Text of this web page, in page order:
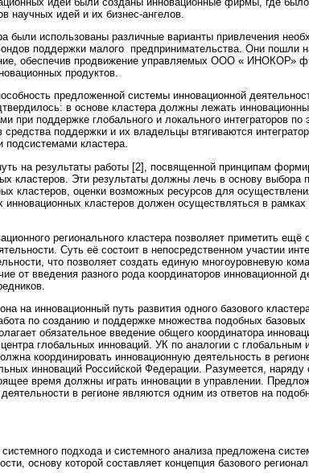
научных идей и их бизнес-ангелов.
были использованы различные варианты привлечения
поддержки малого предпринимательства. Они пошли
обеспечив продвижение управляемых ООО « ИНОКОР»
продуктов.
предложенной системы инновационной
в основе кластера должны лежать
при поддержке глобального и локального интеграторов
поддержки и их владельцы втягиваются
подсистемами кластера.
на результаты работы [2], посвященной принципам
кластеров. Эти результаты должны лечь в основу выбора
кластеров, оценки возможных ресурсов для
кластеров должен осуществляться в
регионального кластера позволяет приметить ещё
Суть её состоит в непосредственном участии
что позволяет создать единую многоуровневую
от введения разного рода координаторов инновационной
на инновационный путь развития одного базового
по созданию и поддержке множества подобных базовых
обязательное введение общего координатора
глобальных инноваций. УК по аналогии с глобальным
координировать инновационную деятельность в
инноваций Российской Федерации. Разумеется, наряду
время должны играть инновации в управлении.
в регионе являются одним из ответов на
подхода и системного анализа предложена
основу которой составляет концепция базового